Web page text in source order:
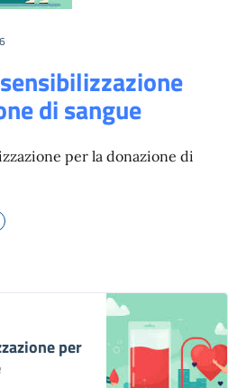
di sangue
per la donazione di
per